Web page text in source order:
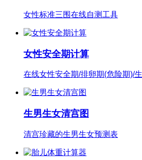
女性标准三围在线自测工具
女性安全期计算
在线女性安全期/排卵期(危险期)/
生男生女清宫图
清宫珍藏的生男生女预测表